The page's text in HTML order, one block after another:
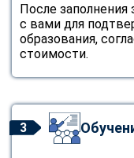
После
с вами для
образования,
стоимости.
3